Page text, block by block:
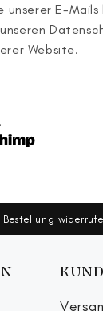
unserer E-Mails
Website.
Bestellung